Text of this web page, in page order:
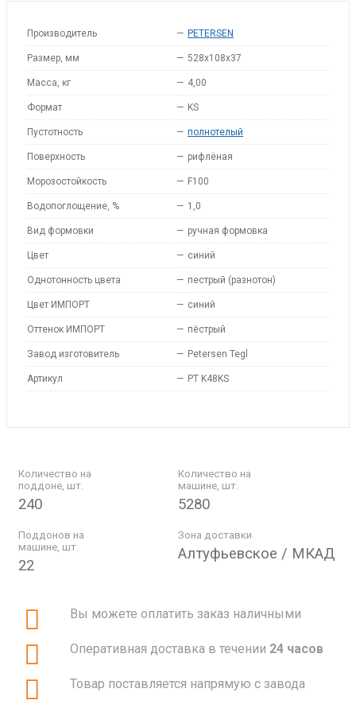
Производитель — PETERSEN
Размер, мм — 528x108x37
Масса, кг — 4,00
Формат — KS
Пустотность — полнотелый
Поверхность — рифлёная
Морозостойкость — F100
Водопоглощение, % — 1,0
Вид формовки — ручная формовка
Цвет — синий
Однотонность цвета — пестрый (разнотон)
Цвет ИМПОРТ — синий
Оттенок ИМПОРТ — пёстрый
Завод изготовитель — Petersen Tegl
Артикул — PT K48KS
Количество на
поддоне, шт.
240
Количество на
машине, шт.
5280
Поддонов на
машине, шт.
22
Зона доставки
Алтуфьевское / МКАД
Вы можете оплатить заказ наличными
Оперативная доставка в течении 24 часов
Товар поставляется напрямую с завода